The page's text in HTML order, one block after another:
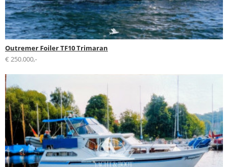
Outremer Foiler TF10 Trimaran
€ 250.000,-